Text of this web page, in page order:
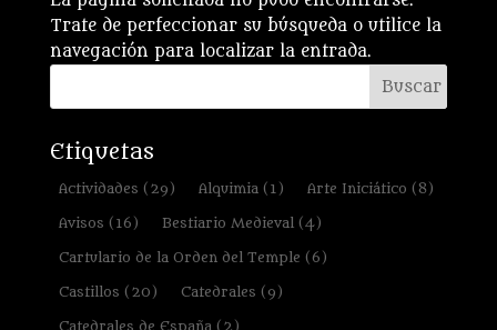
Trate de perfeccionar su búsqueda o utilice la
navegación para localizar la entrada.
Etiquetas
Actividades (29) Alquimia(1) Arte Iniciático (8)
Avisos (16) Bestiario Medieval(4)
Cartulario de la Orden del Temple (6)
Castillos (20) Catedrales (9)
Catedrales de España(2)